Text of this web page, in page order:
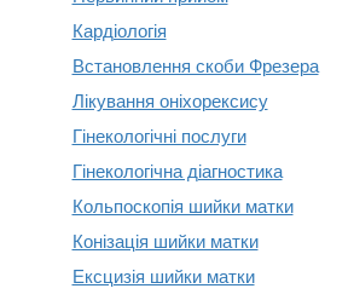
Кардіологія
Встановлення скоби Фрезера
Лікування оніхорексису
Гінекологічні послуги
Гінекологічна діагностика
Кольпоскопія шийки матки
Конізація шийки матки
Ексцизія шийки матки